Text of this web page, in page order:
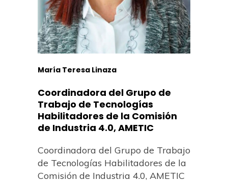
María Teresa Linaza
Coordinadora del Grupo de
Trabajo de Tecnologías
Habilitadores de la Comisión
de Industria 4.0, AMETIC
Coordinadora del Grupo de Trabajo
de Tecnologías Habilitadores de la
Comisión de Industria 4.0, AMETIC